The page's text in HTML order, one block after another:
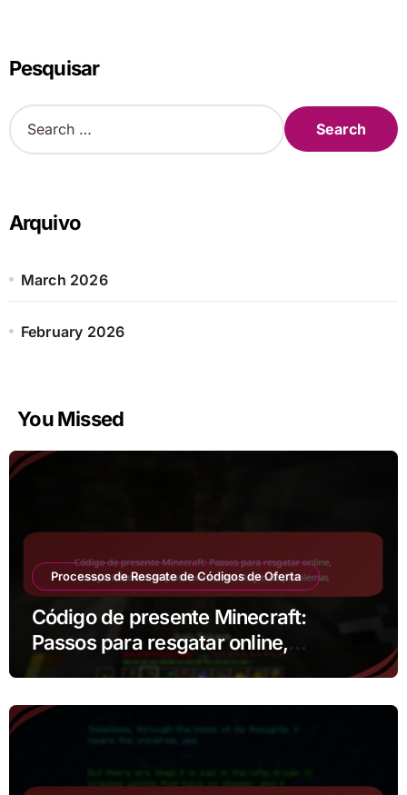
Pesquisar
S
e
h
f
r
Arquivo
March 2026
February 2026
You Missed
Processos de Resgate de Códigos de Oferta
Código de presente Minecraft:
Passos para resgatar online,
Compatibilidade de plataformas,